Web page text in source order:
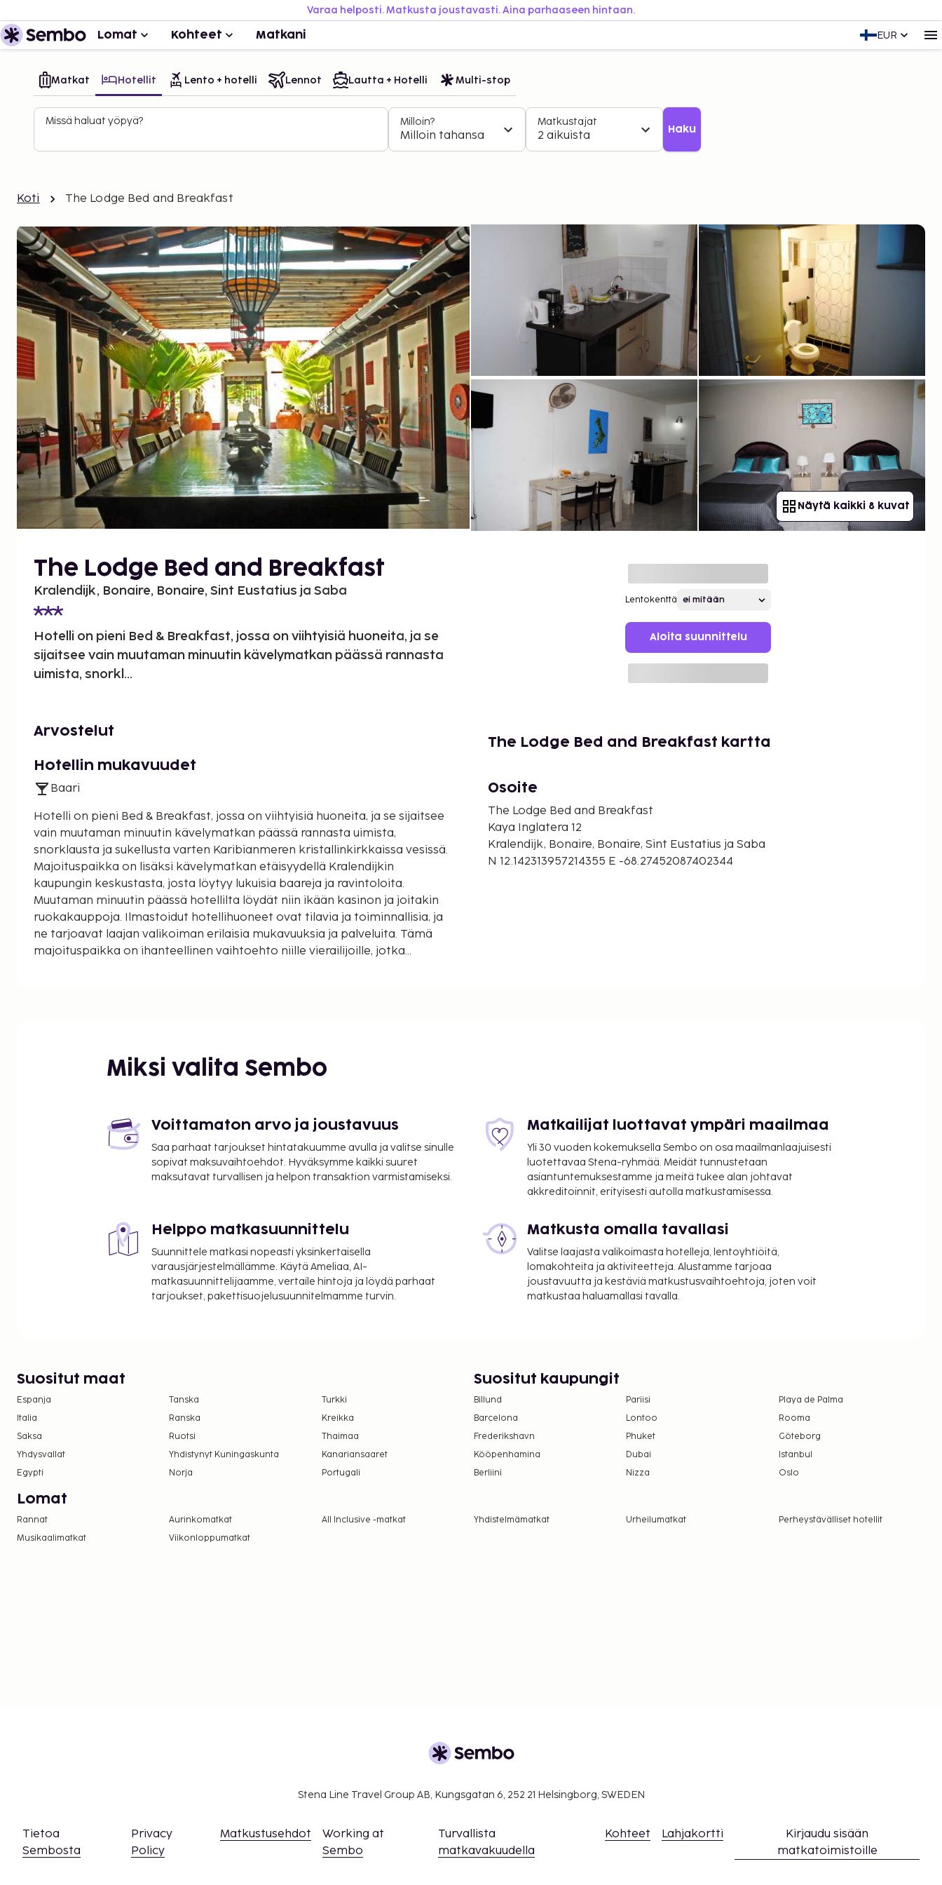
Varaa helposti. Matkusta joustavasti. Aina parhaaseen hintaan.
Lomat Kohteet Matkani EUR
Matkat Hotellit Lento + hotelli Lennot Lautta + Hotelli Multi-stop
Missä haluat yöpyä? Milloin?
Milloin tahansa
Matkustajat
2 aikuista Haku
Koti The Lodge Bed and Breakfast
Näytä kaikki 8 kuvat
The Lodge Bed and Breakfast
Kralendijk, Bonaire, Bonaire, Sint Eustatius ja Saba
Hotelli on pieni Bed & Breakfast, jossa on viihtyisiä huoneita, ja se
sijaitsee vain muutaman minuutin kävelymatkan päässä rannasta
uimista, snorkl...
Lentokenttä
Aloita suunnittelu
Arvostelut
Hotellin mukavuudet
Baari
Hotelli on pieni Bed & Breakfast, jossa on viihtyisiä huoneita, ja se sijaitsee
vain muutaman minuutin kävelymatkan päässä rannasta uimista,
snorklausta ja sukellusta varten Karibianmeren kristallinkirkkaissa vesissä.
Majoituspaikka on lisäksi kävelymatkan etäisyydellä Kralendijkin
kaupungin keskustasta, josta löytyy lukuisia baareja ja ravintoloita.
Muutaman minuutin päässä hotellilta löydät niin ikään kasinon ja joitakin
ruokakauppoja. Ilmastoidut hotellihuoneet ovat tilavia ja toiminnallisia, ja
ne tarjoavat laajan valikoiman erilaisia mukavuuksia ja palveluita. Tämä
majoituspaikka on ihanteellinen vaihtoehto niille vierailijoille, jotka
The Lodge Bed and Breakfast kartta
Osoite
The Lodge Bed and Breakfast
Kaya Inglatera 12
Kralendijk, Bonaire, Bonaire, Sint Eustatius ja Saba
N 12.142313957214355 E -68.27452087402344
Miksi valita Sembo
Voittamaton arvo ja joustavuus
Saa parhaat tarjoukset hintatakuumme avulla ja valitse sinulle
sopivat maksuvaihtoehdot. Hyväksymme kaikki suuret
maksutavat turvallisen ja helpon transaktion varmistamiseksi.
Matkailijat luottavat ympäri maailmaa
Yli 30 vuoden kokemuksella Sembo on osa maailmanlaajuisesti
luotettavaa Stena-ryhmää. Meidät tunnustetaan
asiantuntemuksestamme ja meitä tukee alan johtavat
akkreditoinnit, erityisesti autolla matkustamisessa.
Helppo matkasuunnittelu
Suunnittele matkasi nopeasti yksinkertaisella
varausjärjestelmällämme. Käytä Ameliaa, AI-
matkasuunnittelijaamme, vertaile hintoja ja löydä parhaat
tarjoukset, pakettisuojelusuunnitelmamme turvin.
Matkusta omalla tavallasi
Valitse laajasta valikoimasta hotelleja, lentoyhtiöitä,
lomakohteita ja aktiviteetteja. Alustamme tarjoaa
joustavuutta ja kestäviä matkustusvaihtoehtoja, joten voit
matkustaa haluamallasi tavalla.
Suositut maat
Espanja Tanska
Turkki
Italia
Ranska
Kreikka
Saksa
Ruotsi
Thaimaa
Yhdysvallat
Yhdistynyt Kuningaskunta
Kanariansaaret
Egypti
Norja Portugali
Suositut kaupungit
Billund Pariisi
Playa de Palma
Barcelona
Lontoo
Rooma
Frederikshavn
Phuket
Göteborg
Kööpenhamina
Dubai
Istanbul
Berliini
Nizza Oslo
Lomat
Rannat Aurinkomatkat All Inclusive -matkat Yhdistelmämatkat Urheilumatkat
Perheystävälliset hotellit
Musikaalimatkat
Viikonloppumatkat
Stena Line Travel Group AB, Kungsgatan 6, 252 21 Helsingborg, SWEDEN
Tietoa
Sembosta
Privacy
Policy
Matkustusehdot
Working at
Sembo
Turvallista
matkavakuudella
Kohteet Lahjakortti
Kirjaudu sisään
matkatoimistoille